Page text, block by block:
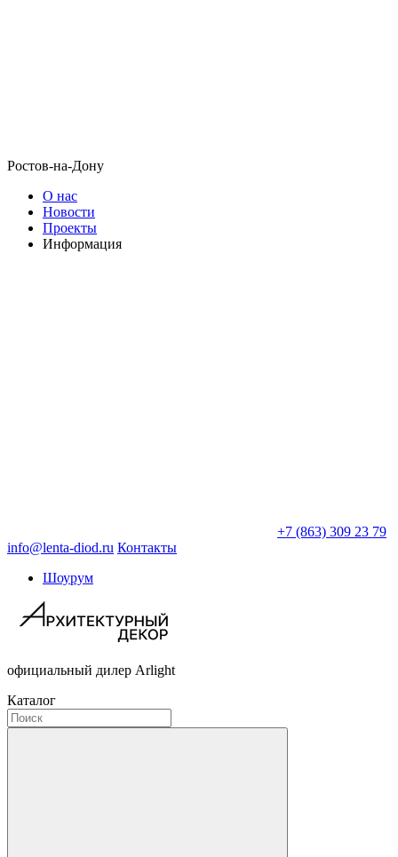
Ростов-на-Дону
О нас
Новости
Проекты
Информация
+7 (863) 309 23 79
info@lenta-diod.ru Контакты
Шоурум
официальный дилер Arlight
Каталог